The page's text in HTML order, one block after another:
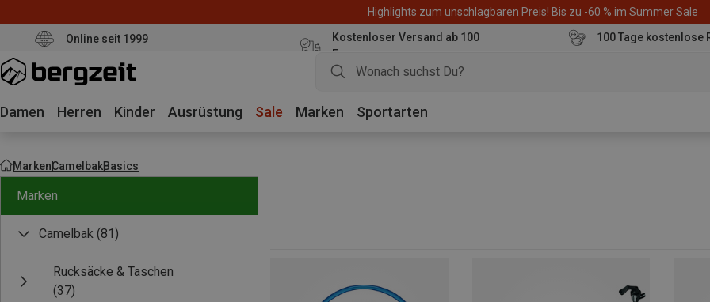
Highlights zum unschlagbaren Preis! Bis zu -60 % im Summer Sale
Online seit 1999
Kostenloser Versand ab 100
Euro
100 Tage kostenlose
Damen Herren Kinder Ausrüstung Sale Marken Sportarten
MarkenCamelbakBasics
Marken
Camelbak (81)
Rucksäcke & Taschen
(37)